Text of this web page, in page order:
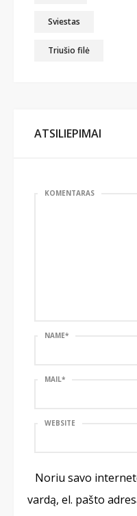
Sviestas
Triušio filė
ATSILIEPIMAI
KOMENTARAS
NAME*
MAIL*
WEBSITE
Noriu savo
vardą, el. pašto